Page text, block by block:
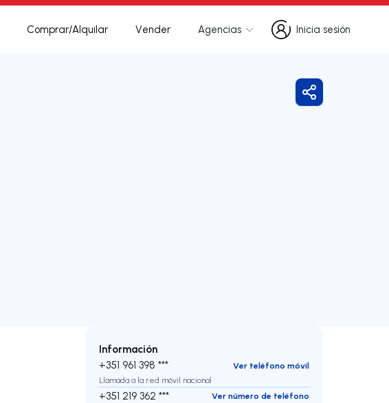
Comprar/Alquilar Vender Agencias
Inicia sesión
Inicia sesión
Compartir
Información
+351 961 398 ***
Ver teléfono móvil
Llamada a la red móvil nacional
+351 219 362 ***
Ver número de teléfono